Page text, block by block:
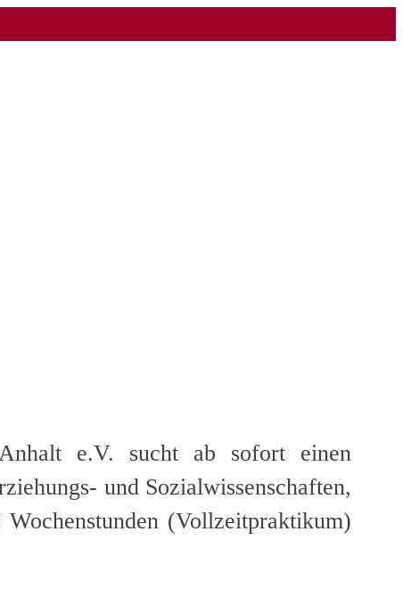
Anhalt e.V. sucht ab sofort einen
und Sozialwissenschaften,
(Vollzeitpraktikum)